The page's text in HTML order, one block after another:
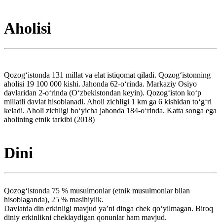
Aholisi
Qozogʻistonda 131 millat va elat istiqomat qiladi. Qozogʻistonning
aholisi 19 100 000 kishi. Jahonda 62-oʻrinda. Markaziy Osiyo
davlaridan 2-oʻrinda (Oʻzbekistondan keyin). Qozogʻiston koʻp
millatli davlat hisoblanadi. Aholi zichligi 1 km ga 6 kishidan toʻgʻri
keladi. Aholi zichligi boʻyicha jahonda 184-oʻrinda. Katta songa ega
aholining etnik tarkibi (2018)
Dini
Qozogʻistonda 75 % musulmonlar (etnik musulmonlar bilan
hisoblaganda), 25 % masihiylik.
Davlatda din erkinligi mavjud yaʼni dinga chek qoʻyilmagan. Biroq
diniy erkinlikni cheklaydigan qonunlar ham mavjud.